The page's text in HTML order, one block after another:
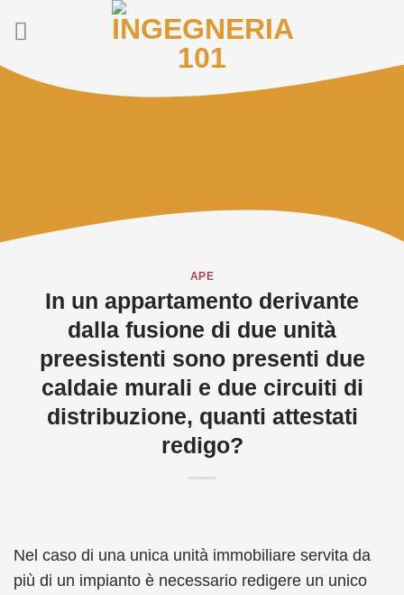
contenuti
APE
In un appartamento derivante
dalla fusione di due unità
preesistenti sono presenti due
caldaie murali e due circuiti di
distribuzione, quanti attestati
redigo?
Nel caso di una unica unità immobiliare servita da
più di un impianto è necessario redigere un unico